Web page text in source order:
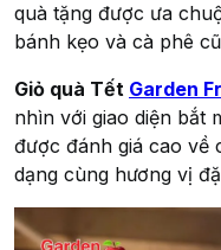
quà tặng được ưa
bánh kẹo và cà phê
Giỏ quà Tết Garden
nhìn với giao diện bắt
được đánh giá cao về
dạng cùng hương vị